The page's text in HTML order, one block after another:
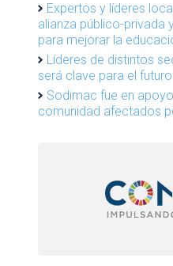
Expertos y líderes
alianza público-privada
para mejorar la
Líderes de distintos
será clave para el
Sodimac fue en
comunidad afectados